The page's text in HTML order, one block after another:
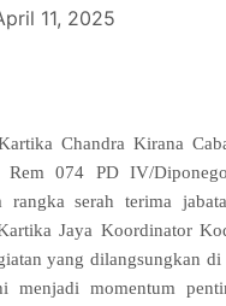
11, 2025
Chandra Kirana
Rem 074 PD IV/
rangka serah terima
Jaya Koordinator
yang dilangsungkan di
momentum